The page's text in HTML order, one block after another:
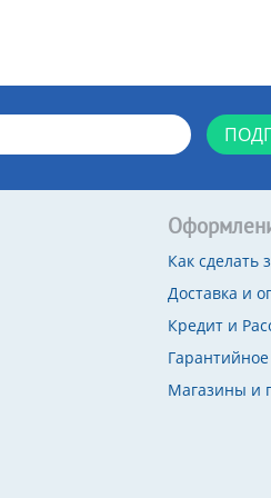
Как сделать
Доставка и
Кредит и
Магазины и